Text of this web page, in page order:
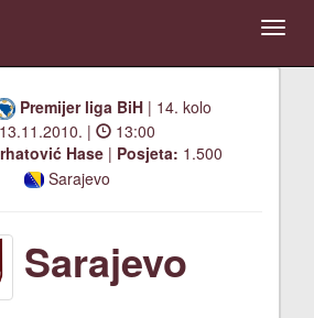
Premijer liga BiH | 14. kolo
13.11.2010. |
13:00
Hase| Posjeta: 1.500
Sarajevo
Sarajevo